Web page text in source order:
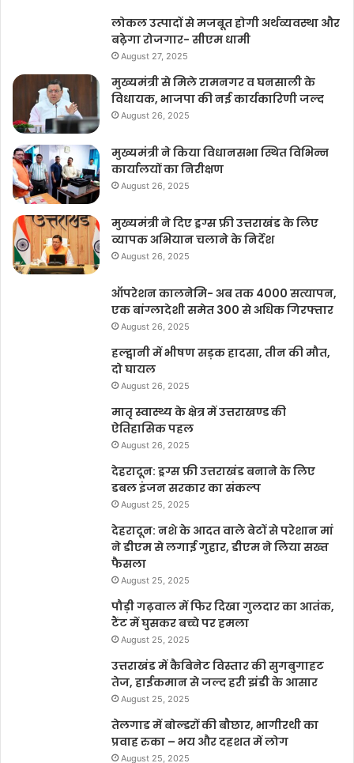
लोकल उत्पादों से मजबूत होगी अर्थव्यवस्था और
बढ़ेगा रोजगार- सीएम धामी
August 27, 2025
मुख्यमंत्री से मिले रामनगर व घनसाली के
विधायक, भाजपा की नई कार्यकारिणी जल्द
August 26, 2025
मुख्यमंत्री ने किया विधानसभा स्थित विभिन्न
कार्यालयों का निरीक्षण
August 26, 2025
मुख्यमंत्री ने दिए ड्रग्स फ्री उत्तराखंड के लिए
व्यापक अभियान चलाने के निर्देश
August 26, 2025
ऑपरेशन कालनेमि- अब तक 4000 सत्यापन,
एक बांग्लादेशी समेत 300 से अधिक गिरफ्तार
August 26, 2025
हल्द्वानी में भीषण सड़क हादसा, तीन की मौत,
दो घायल
August 26, 2025
मातृ स्वास्थ्य के क्षेत्र में उत्तराखण्ड की
ऐतिहासिक पहल
August 26, 2025
देहरादून: ड्रग्स फ्री उत्तराखंड बनाने के लिए
डबल इंजन सरकार का संकल्प
August 25, 2025
देहरादून: नशे के आदत वाले बेटों से परेशान मां
ने डीएम से लगाई गुहार, डीएम ने लिया सख्त
फैसला
August 25, 2025
पौड़ी गढ़वाल में फिर दिखा गुलदार का आतंक,
टैंट में घुसकर बच्चे पर हमला
August 25, 2025
उत्तराखंड में कैबिनेट विस्तार की सुगबुगाहट
तेज, हाईकमान से जल्द हरी झंडी के आसार
August 25, 2025
तेलगाड में बोल्डरों की बौछार, भागीरथी का
प्रवाह रुका – भय और दहशत में लोग
August 25, 2025